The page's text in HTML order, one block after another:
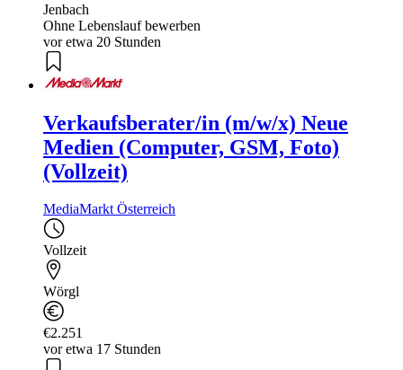
Jenbach
Ohne Lebenslauf bewerben
vor etwa 20 Stunden
Verkaufsberater/in (m/w/x) Neue
Medien (Computer, GSM, Foto)
(Vollzeit)
MediaMarkt Österreich
Vollzeit
Wörgl
€2.251
vor etwa 17 Stunden